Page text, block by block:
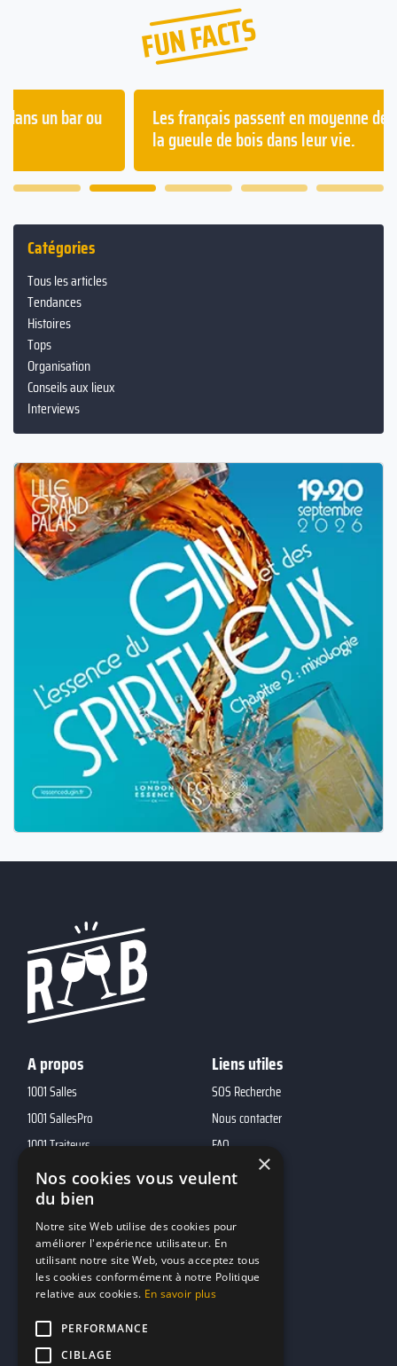
FUN FACTS
Les français passent en moyenne deux ans à avoir
la gueule de bois dans leur vie.
Catégories
Tous les articles
Tendances
Histoires
Tops
Organisation
Conseils aux lieux
Interviews
A propos
1001 Salles
1001 SallesPro
1001 Traiteurs
1001 DJ
10h01
MP2
Liens utiles
SOS Recherche
Nous contacter
FAQ
Contacts
marketing@reserverunbar.fr
11 rue Maurice Grandcoing
94200 Ivry-sur-Seine
×
Nos cookies vous veulent
du bien
Notre site Web utilise des cookies pour
améliorer l'expérience utilisateur. En
utilisant notre site Web, vous acceptez tous
les cookies conformément à notre Politique
relative aux cookies. En savoir plus
PERFORMANCE
CIBLAGE